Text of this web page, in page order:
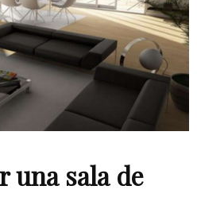
una sala de